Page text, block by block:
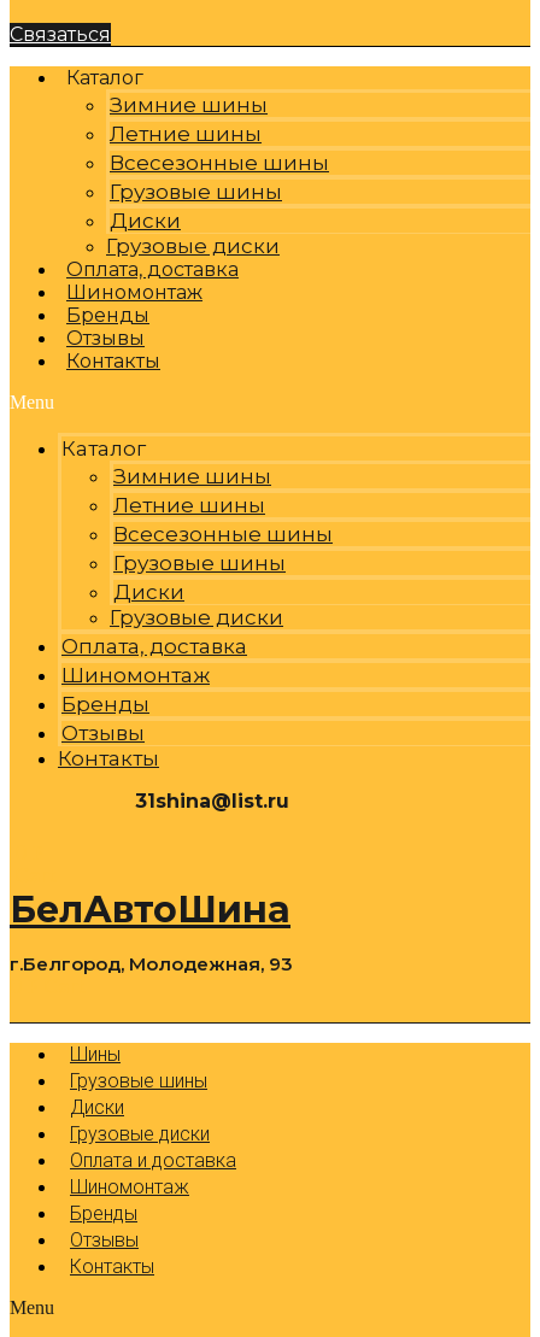
Связаться
Каталог
Зимние шины
Летние шины
Всесезонные шины
Грузовые шины
Диски
Грузовые диски
Оплата, доставка
Шиномонтаж
Бренды
Отзывы
Контакты
Menu
Каталог
Зимние шины
Летние шины
Всесезонные шины
Грузовые шины
Диски
Грузовые диски
Оплата, доставка
Шиномонтаж
Бренды
Отзывы
Контакты
31shina@list.ru
БелАвтоШина
г.Белгород, Молодежная, 93
Шины
Грузовые шины
Диски
Грузовые диски
Оплата и доставка
Шиномонтаж
Бренды
Отзывы
Контакты
Menu